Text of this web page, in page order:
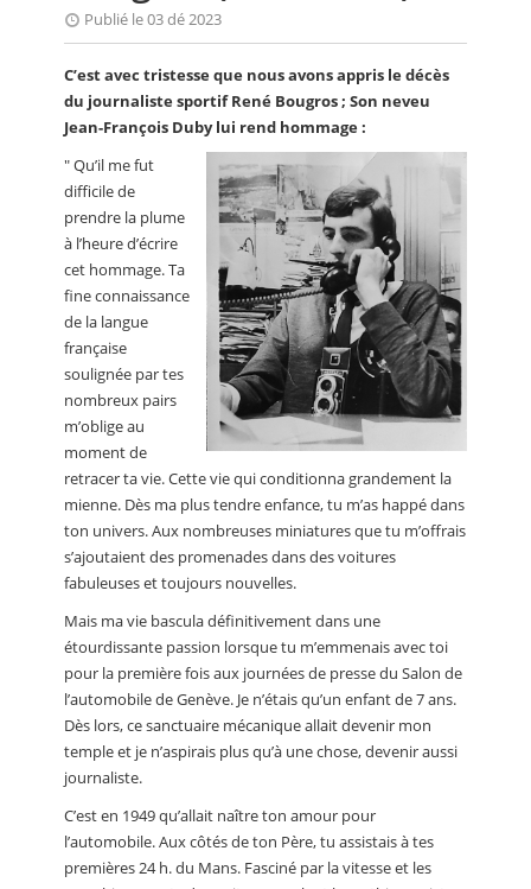
Publié le 03 dé 2023
C’est avec tristesse que nous avons appris le décès
du journaliste sportif René Bougros ; Son neveu
Jean-François Duby lui rend hommage :
" Qu’il me fut
difficile de
prendre la plume
à l’heure d’écrire
cet hommage. Ta
fine connaissance
de la langue
française
soulignée par tes
nombreux pairs
m’oblige au
moment de
retracer ta vie. Cette vie qui conditionna grandement la
mienne. Dès ma plus tendre enfance, tu m’as happé dans
ton univers. Aux nombreuses miniatures que tu m’offrais
s’ajoutaient des promenades dans des voitures
fabuleuses et toujours nouvelles.
Mais ma vie bascula définitivement dans une
étourdissante passion lorsque tu m’emmenais avec toi
pour la première fois aux journées de presse du Salon de
l’automobile de Genève. Je n’étais qu’un enfant de 7 ans.
Dès lors, ce sanctuaire mécanique allait devenir mon
temple et je n’aspirais plus qu’à une chose, devenir aussi
journaliste.
C’est en 1949 qu’allait naître ton amour pour
l’automobile. Aux côtés de ton Père, tu assistais à tes
premières 24 h. du Mans. Fasciné par la vitesse et les